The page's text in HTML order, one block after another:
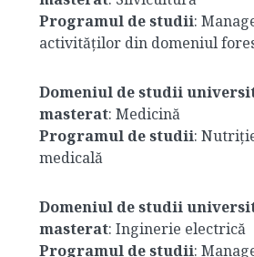
Programul de studii:
activităților din domeniul
Domeniul de studii
masterat: Medicină
Programul de studii:
medicală
Domeniul de studii
masterat: Inginerie electrică
Programul de studii: